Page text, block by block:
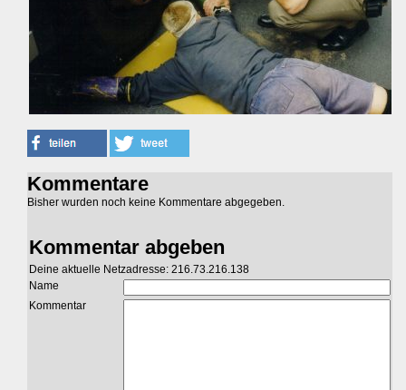
Kommentare
Bisher wurden noch keine Kommentare abgegeben.
Kommentar abgeben
Deine aktuelle Netzadresse: 216.73.216.138
Name
Kommentar